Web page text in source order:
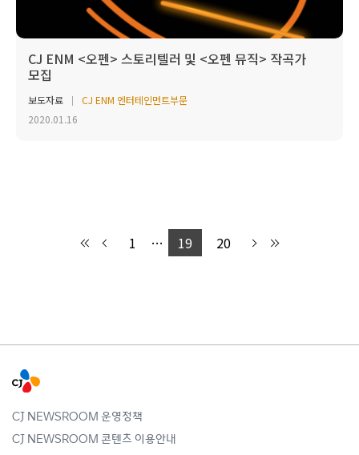
CJ ENM <오펜> 스토리텔러 및 <오펜 뮤직> 작곡가
모집
보도자료
CJ ENM 엔터테인먼트부문
2020.01.16
1 … 19 20
CJ NEWSROOM 운영정책
CJ NEWSROOM 콘텐츠 이용안내